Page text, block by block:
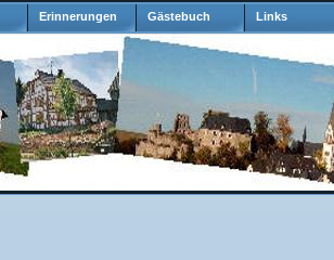
Erinnerungen Gästebuch Links